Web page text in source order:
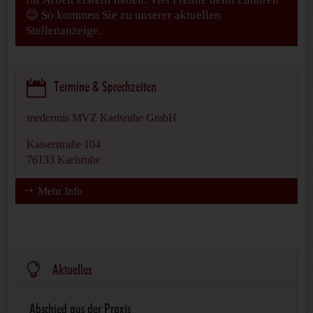
😉 So kommen Sie zu unserer aktuellen
Stellenanzeige.
 Termine & Sprechzeiten
medermis MVZ Karlsruhe GmbH
Kaiserstraße 104
76133 Karlsruhe
Mehr Info
 Aktuelles
Abschied aus der Praxis